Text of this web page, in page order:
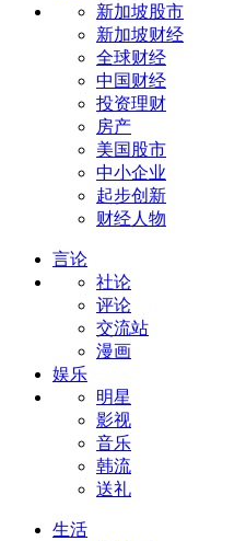
新加坡股市
新加坡财经
全球财经
中国财经
投资理财
房产
美国股市
中小企业
起步创新
财经人物
言论
社论
评论
交流站
漫画
娱乐
明星
影视
音乐
韩流
送礼
生活